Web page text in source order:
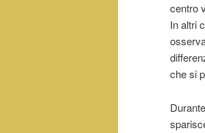
centro
In altri
che si